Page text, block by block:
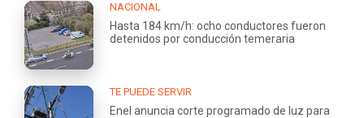
NACIONAL
Hasta 184 km/h: ocho conductores fueron
detenidos por conducción temeraria
TE PUEDE SERVIR
Enel anuncia corte programado de luz para